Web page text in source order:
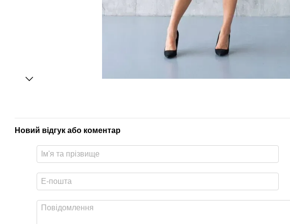
Новий відгук або коментар